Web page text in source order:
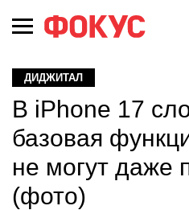
ДИДЖИТАЛ
В iPhone 17
базовая
не могут даже
(фото)